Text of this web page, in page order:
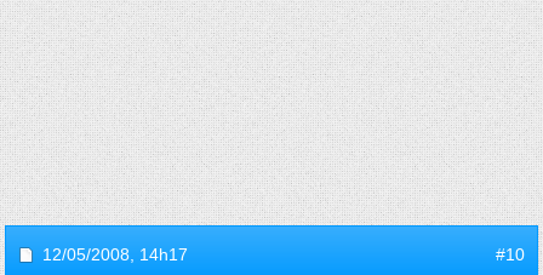
12/05/2008, 14h17 #10